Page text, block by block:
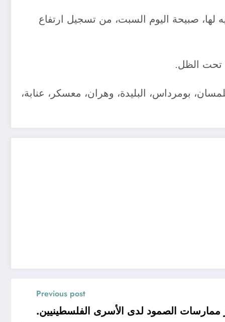
لها، صبيحة اليوم السبت، من تسجيل ارتفاع
بومرداس، البليدة، وهران، معسكر، عنابة،
Previous post
ممارسات الصمود لدى الأسرى الفلسطينيين.